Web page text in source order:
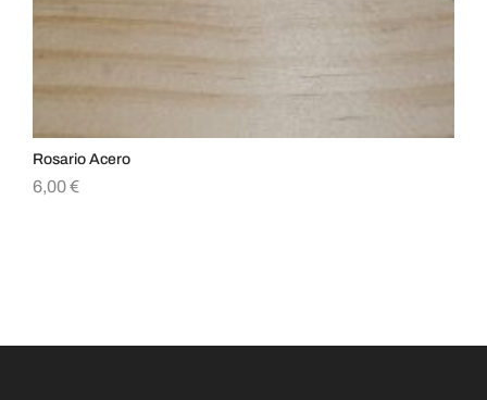
Rosario Acero
6,00€